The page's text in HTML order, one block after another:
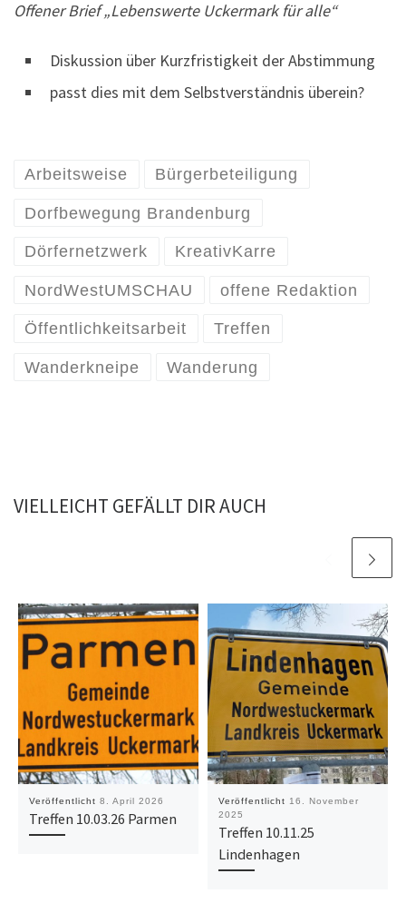
Offener Brief „Lebenswerte Uckermark für alle“
Diskussion über Kurzfristigkeit der Abstimmung
passt dies mit dem Selbstverständnis überein?
Arbeitsweise Bürgerbeteiligung
Dorfbewegung Brandenburg
Dörfernetzwerk KreativKarre
NordWestUMSCHAU offene Redaktion
Öffentlichkeitsarbeit Treffen
Wanderkneipe Wanderung
VIELLEICHT GEFÄLLT DIR AUCH
Veröffentlicht 8. April 2026
Treffen 10.03.26 Parmen
Veröffentlicht 16. November
2025
Treffen 10.11.25
Lindenhagen